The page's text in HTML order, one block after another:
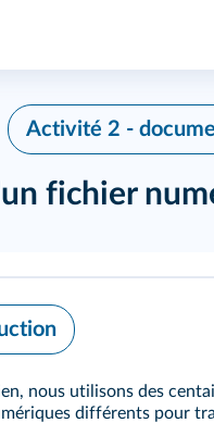
Activité 2 -
fichier
nous utilisons des
différents pour